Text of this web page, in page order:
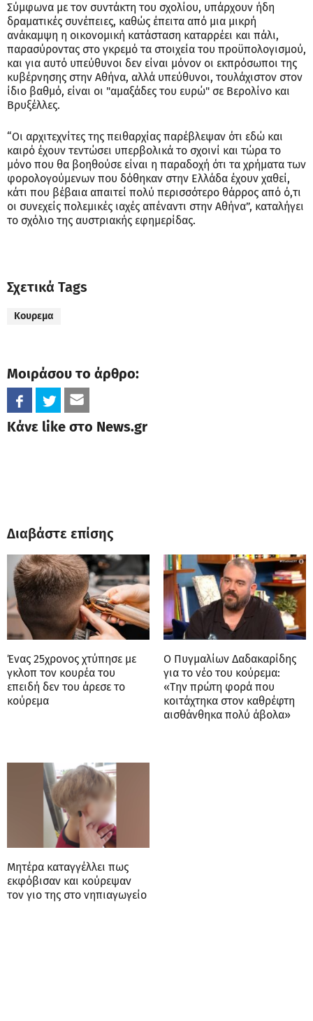
Σύμφωνα με τον συντάκτη του σχολίου, υπάρχουν ήδη
δραματικές συνέπειες, καθώς έπειτα από μια μικρή
ανάκαμψη η οικονομική κατάσταση καταρρέει και πάλι,
παρασύροντας στο γκρεμό τα στοιχεία του προϋπολογισμού,
και για αυτό υπεύθυνοι δεν είναι μόνον οι εκπρόσωποι της
κυβέρνησης στην Αθήνα, αλλά υπεύθυνοι, τουλάχιστον στον
ίδιο βαθμό, είναι οι "αμαξάδες του ευρώ" σε Βερολίνο και
Βρυξέλλες.
“Οι αρχιτεχνίτες της πειθαρχίας παρέβλεψαν ότι εδώ και
καιρό έχουν τεντώσει υπερβολικά το σχοινί και τώρα το
μόνο που θα βοηθούσε είναι η παραδοχή ότι τα χρήματα των
φορολογούμενων που δόθηκαν στην Ελλάδα έχουν χαθεί,
κάτι που βέβαια απαιτεί πολύ περισσότερο θάρρος από ό,τι
οι συνεχείς πολεμικές ιαχές απέναντι στην Αθήνα”, καταλήγει
το σχόλιο της αυστριακής εφημερίδας.
Σχετικά Tags
Κουρεμα
Μοιράσου το άρθρο:
Κάνε like στο News.gr
Διαβάστε επίσης
Ένας 25χρονος χτύπησε με
γκλοπ τον κουρέα του
επειδή δεν του άρεσε το
κούρεμα
Ο Πυγμαλίων Δαδακαρίδης
για το νέο του κούρεμα:
«Την πρώτη φορά που
κοιτάχτηκα στον καθρέφτη
αισθάνθηκα πολύ άβολα»
Μητέρα καταγγέλλει πως
εκφόβισαν και κούρεψαν
τον γιο της στο νηπιαγωγείο